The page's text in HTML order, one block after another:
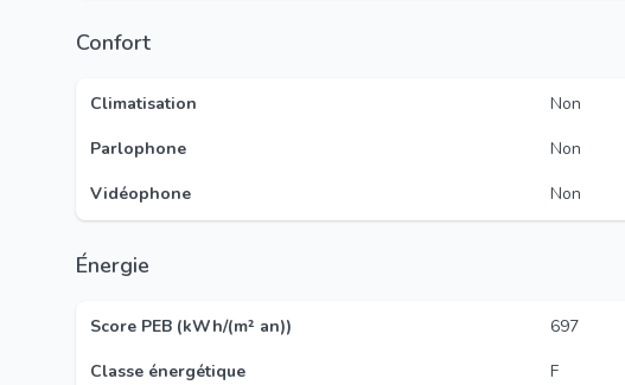
Confort
Climatisation
Non
Parlophone
Non
Vidéophone
Non
Énergie
Score PEB (kWh/(m² an))
697
Classe énergétique
F